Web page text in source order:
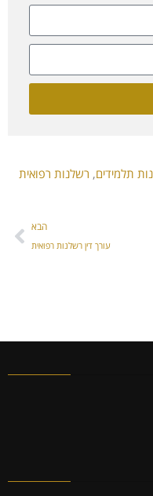
תלמידים, רשלנות רפואית
הבא
עורך דין רשלנות רפואית